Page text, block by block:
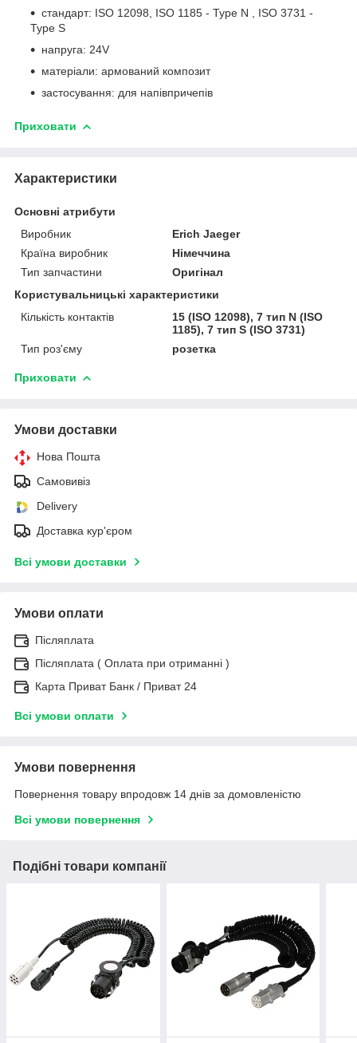
стандарт: ISO 12098, ISO 1185 - Type N , ISO 3731 -
Type S
напруга: 24V
матеріали: армований композит
застосування: для напівпричепів
Приховати
Характеристики
Основні атрибути
Виробник
Erich Jaeger
Країна виробник
Німеччина
Тип запчастини
Оригінал
Користувальницькі характеристики
Кількість контактів
15 (ISO 12098), 7 тип N (ISO
1185), 7 тип S (ISO 3731)
Тип роз'єму
розетка
Приховати
Умови доставки
Нова Пошта
Самовивіз
Delivery
Доставка кур'єром
Всі умови доставки
Умови оплати
Післяплата
Післяплата ( Оплата при отриманні )
Карта Приват Банк / Приват 24
Всі умови оплати
Умови повернення
Повернення товару впродовж 14 днів за домовленістю
Всі умови повернення
Подібні товари компанії